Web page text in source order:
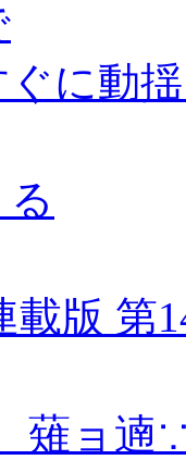
に動
載版 第
薙ョ遖